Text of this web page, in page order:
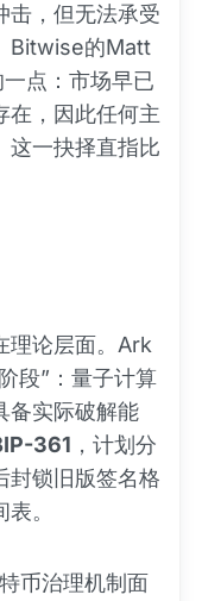
击，但无法承受
Bitwise的Matt
点：市场早已
在，因此任何主
这一抉择直指比
理论层面。Ark
段”：量子计算
备实际破解能
361 ，计划分
封锁旧版签名格
。
币治理机制面